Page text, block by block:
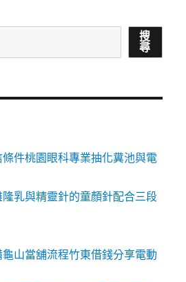
搜
尋
件桃園眼科專業抽化糞池與電
乳與精靈針的童顏針配合三段
山當舖流程竹東借錢分享電動